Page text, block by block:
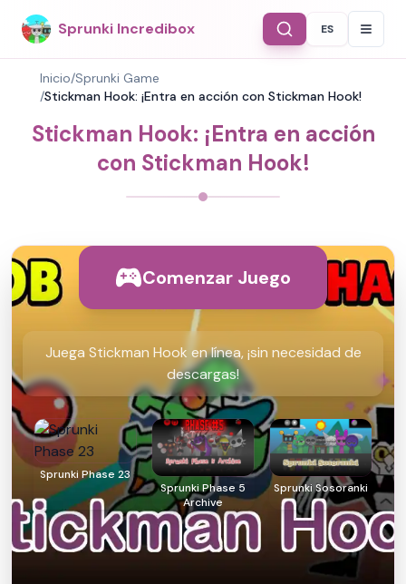
Sprunki Incredibox Select
ES
Inicio/Sprunki Game
/Stickman Hook: ¡Entra en acción con Stickman Hook!
Stickman Hook: ¡Entra en acción
con Stickman Hook!
Comenzar Juego
Juega Stickman Hook en línea, ¡sin necesidad de
descargas!
Sprunki Phase 23
Sprunki Phase 5
Archive
Sprunki Sosoranki